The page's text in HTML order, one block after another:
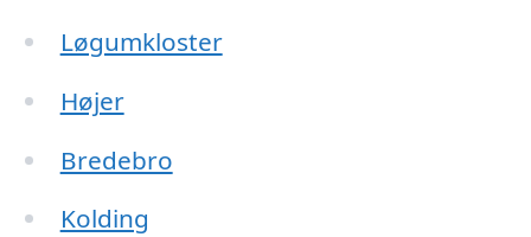
Løgumkloster
Højer
Bredebro
Kolding